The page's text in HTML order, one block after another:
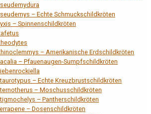
– Echte Schmuckschildkröten
– Spinnenschildkröten
– Amerikanische Erdschildkröten
– Pfauenaugen-Sumpfschildkröten
– Echte Kreuzbrustschildkröten
– Moschusschildkröten
– Pantherschildkröten
– Dosenschildkröten